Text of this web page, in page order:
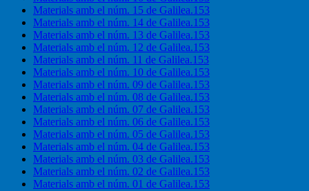
Materials amb el núm. 15 de Galilea.153
Materials amb el núm. 14 de Galilea.153
Materials amb el núm. 13 de Galilea.153
Materials amb el núm. 12 de Galilea.153
Materials amb el núm. 11 de Galilea.153
Materials amb el núm. 10 de Galilea.153
Materials amb el núm. 09 de Galilea.153
Materials amb el núm. 08 de Galilea.153
Materials amb el núm. 07 de Galilea.153
Materials amb el núm. 06 de Galilea.153
Materials amb el núm. 05 de Galilea.153
Materials amb el núm. 04 de Galilea.153
Materials amb el núm. 03 de Galilea.153
Materials amb el núm. 02 de Galilea.153
Materials amb el núm. 01 de Galilea.153